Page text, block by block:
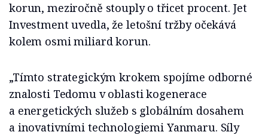
korun, meziročně stouply o třicet procent. Jet
Investment uvedla, že letošní tržby očekává
kolem osmi miliard korun.
„Tímto strategickým krokem spojíme odborné
znalosti Tedomu v oblasti kogenerace
a energetických služeb s globálním dosahem
a inovativními technologiemi Yanmaru. Síly